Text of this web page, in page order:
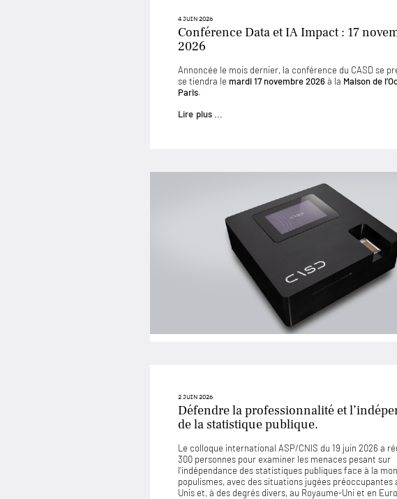
4 JUIN 2026
Conférence Data et IA Impact : 17
2026
Annoncée le mois dernier, la conférence du CASD se
se tiendra le mardi 17 novembre 2026à la Maison de
Paris.
Lire plus ...
2 JUIN 2026
Défendre la professionnalité et
de la statistique publique.
Le colloque international ASP/CNIS du 19 juin 2026 a
300 personnes pour examiner les menaces pesant sur
l’indépendance des statistiques publiques face à la
populismes, avec des situations jugées préoccupantes
Unis et, à des degrés divers, au Royaume-Uni et en